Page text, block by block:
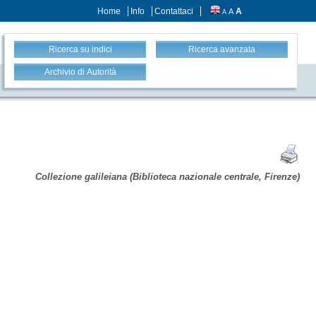
Home Info Contattaci A A A
Ricerca su indici Ricerca avanzata
Archivio di Autorità